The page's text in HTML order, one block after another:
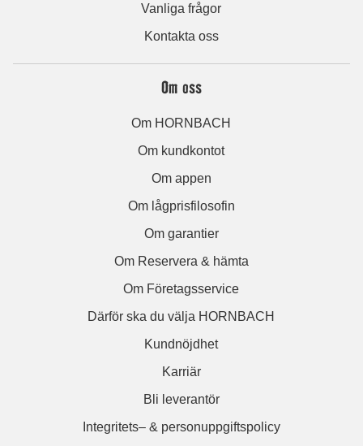
Vanliga frågor
Kontakta oss
Om oss
Om HORNBACH
Om kundkontot
Om appen
Om lågprisfilosofin
Om garantier
Om Reservera & hämta
Om Företagsservice
Därför ska du välja HORNBACH
Kundnöjdhet
Karriär
Bli leverantör
Integritets– & personuppgiftspolicy